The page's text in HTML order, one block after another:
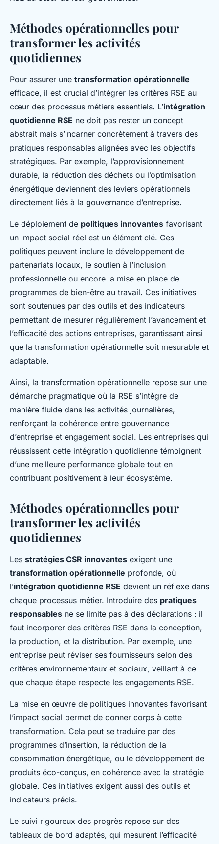
Méthodes opérationnelles pour
transformer les activités
quotidiennes
Pour assurer une transformation opérationnelle
efficace, il est crucial d’intégrer les critères RSE au
cœur des processus métiers essentiels. L’intégration
quotidienne RSE ne doit pas rester un concept
abstrait mais s’incarner concrètement à travers des
pratiques responsables alignées avec les objectifs
stratégiques. Par exemple, l’approvisionnement
durable, la réduction des déchets ou l’optimisation
énergétique deviennent des leviers opérationnels
directement liés à la gouvernance d’entreprise.
Le déploiement de politiques innovantes favorisant
un impact social réel est un élément clé. Ces
politiques peuvent inclure le développement de
partenariats locaux, le soutien à l’inclusion
professionnelle ou encore la mise en place de
programmes de bien-être au travail. Ces initiatives
sont soutenues par des outils et des indicateurs
permettant de mesurer régulièrement l’avancement et
l’efficacité des actions entreprises, garantissant ainsi
que la transformation opérationnelle soit mesurable et
adaptable.
Ainsi, la transformation opérationnelle repose sur une
démarche pragmatique où la RSE s’intègre de
manière fluide dans les activités journalières,
renforçant la cohérence entre gouvernance
d’entreprise et engagement social. Les entreprises qui
réussissent cette intégration quotidienne témoignent
d’une meilleure performance globale tout en
contribuant positivement à leur écosystème.
Méthodes opérationnelles pour
transformer les activités
quotidiennes
Les stratégies CSR innovantes exigent une
transformation opérationnelle profonde, où
l’intégration quotidienne RSE devient un réflexe dans
chaque processus métier. Introduire des pratiques
responsables ne se limite pas à des déclarations : il
faut incorporer des critères RSE dans la conception,
la production, et la distribution. Par exemple, une
entreprise peut réviser ses fournisseurs selon des
critères environnementaux et sociaux, veillant à ce
que chaque étape respecte les engagements RSE.
La mise en œuvre de politiques innovantes favorisant
l’impact social permet de donner corps à cette
transformation. Cela peut se traduire par des
programmes d’insertion, la réduction de la
consommation énergétique, ou le développement de
produits éco-conçus, en cohérence avec la stratégie
globale. Ces initiatives exigent aussi des outils et
indicateurs précis.
Le suivi rigoureux des progrès repose sur des
tableaux de bord adaptés, qui mesurent l’efficacité